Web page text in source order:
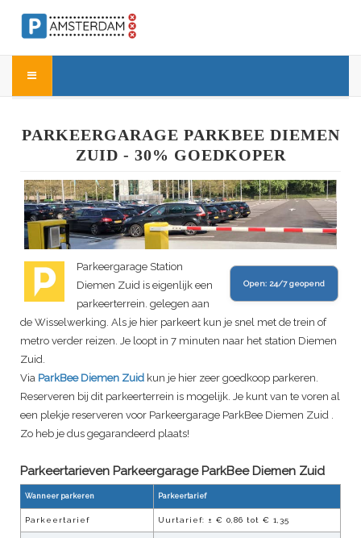
PARKEERGARAGE PARKBEE DIEMEN
ZUID - 30% GOEDKOPER
Open: 24/7 geopend
Parkeergarage Station
Diemen Zuid is eigenlijk een
parkeerterrein. gelegen aan
de Wisselwerking. Als je hier parkeert kun je snel met de trein of
metro verder reizen. Je loopt in 7 minuten naar het station Diemen
Zuid.
Via ParkBee Diemen Zuid kun je hier zeer goedkoop parkeren.
Reserveren bij dit parkeerterrein is mogelijk. Je kunt van te voren al
een plekje reserveren voor Parkeergarage ParkBee Diemen Zuid .
Zo heb je dus gegarandeerd plaats!
Parkeertarieven Parkeergarage ParkBee Diemen Zuid
Wanneer parkeren Parkeertarief
Parkeertarief Uurtarief: ± € 0,86 tot € 1,35